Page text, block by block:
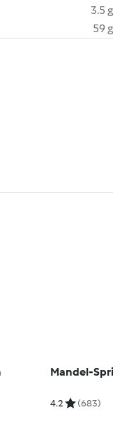
3.5 g
59 g
Mandel-
4.2 (683)